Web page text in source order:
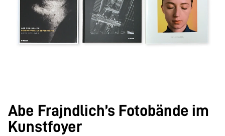
Abe Frajndlich’s Fotobände im
Kunstfoyer